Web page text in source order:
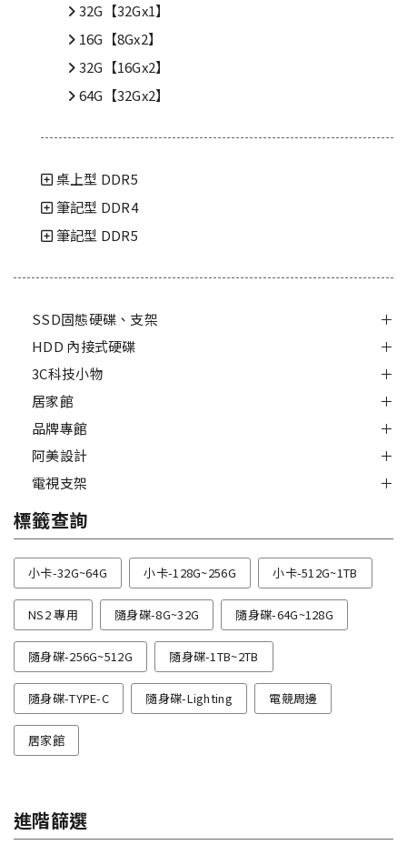
32G【32Gx1】
16G【8Gx2】
32G【16Gx2】
64G【32Gx2】
桌上型 DDR5
筆記型 DDR4
筆記型 DDR5
SSD固態硬碟、支架
HDD 內接式硬碟
3C科技小物
居家館
品牌專館
阿美設計
電視支架
標籤查詢
小卡-32G~64G 小卡-128G~256G 小卡-512G~1TB
NS2 專用 隨身碟-8G~32G 隨身碟-64G~128G
隨身碟-256G~512G 隨身碟-1TB~2TB
隨身碟-TYPE-C 隨身碟-Lighting 電競周邊
居家館
進階篩選